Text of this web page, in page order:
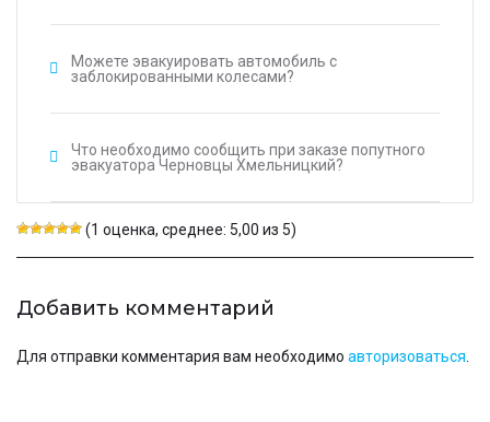
Можете эвакуировать автомобиль с
заблокированными колесами?
Что необходимо сообщить при заказе попутного
эвакуатора Черновцы Хмельницкий?
(1 оценка, среднее: 5,00 из 5)
Добавить комментарий
Для отправки комментария вам необходимо авторизоваться